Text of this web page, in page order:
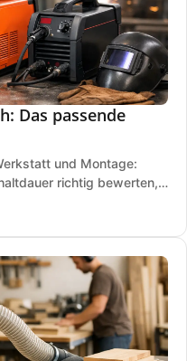
Das passende
und Montage:
richtig bewerten,